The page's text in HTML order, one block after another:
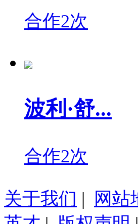
合作2次
波利·舒...
合作2次
关于我们 | 网站